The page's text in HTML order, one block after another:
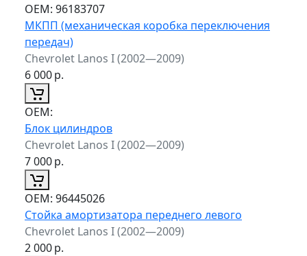
ОЕМ: 96183707
МКПП (механическая коробка переключения
передач)
Chevrolet Lanos I (2002—2009)
6 000р.
ОЕМ:
Блок цилиндров
Chevrolet Lanos I (2002—2009)
7 000р.
ОЕМ: 96445026
Стойка амортизатора переднего левого
Chevrolet Lanos I (2002—2009)
2 000р.